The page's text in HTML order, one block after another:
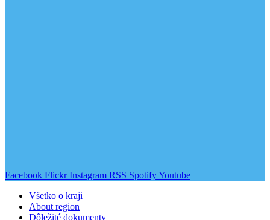
Facebook Flickr Instagram RSS SpotifyYoutube
Všetko o kraji
About region
Dôležité dokumenty